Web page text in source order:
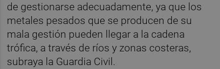
de gestionarse adecuadamente, ya que los
metales pesados que se producen de su
mala gestión pueden llegar a la cadena
trófica, a través de ríos y zonas costeras,
subraya la Guardia Civil.